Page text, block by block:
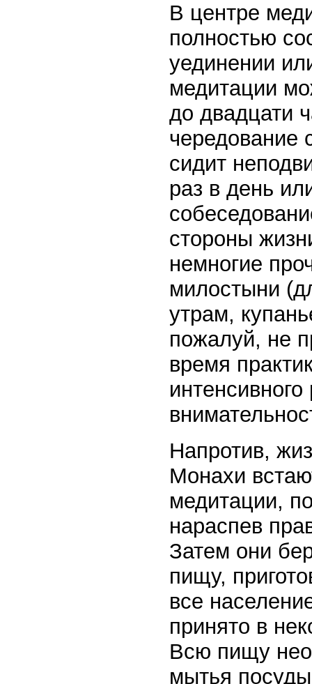
В центре
полностью
уединении
медитации
до двадцати
чередование
сидит
раз в день
стороны
немногие
милостыни
утрам,
пожалуй, не
время
Напротив,
Монахи
медитации,
нараспев
Затем они
пищу,
все
принято в
Всю пищу
мытья